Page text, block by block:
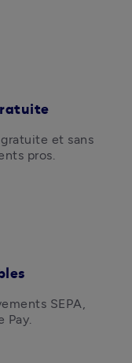
et sans
pros.
SEPA,
Pay.